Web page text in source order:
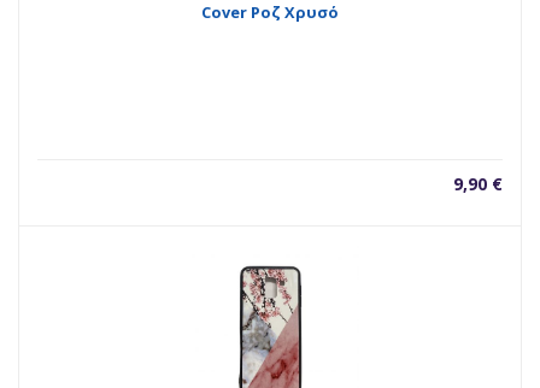
Cover Ροζ Χρυσό
9,90 €